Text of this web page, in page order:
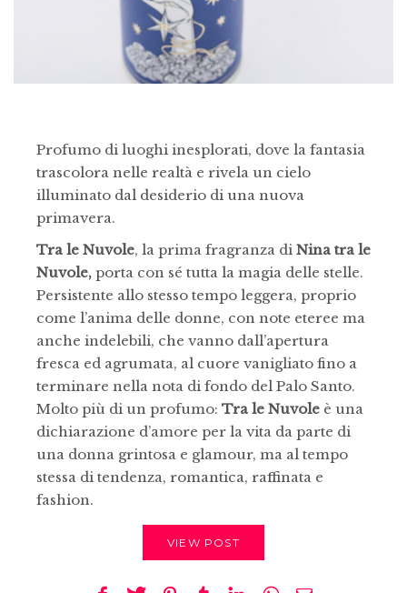
Profumo di luoghi inesplorati, dove la fantasia
trascolora nelle realtà e rivela un cielo
illuminato dal desiderio di una nuova
primavera.
Tra le Nuvole, la prima fragranza di Nina tra le
Nuvole, porta con sé tutta la magia delle stelle.
Persistente allo stesso tempo leggera, proprio
come l’anima delle donne, con note eteree ma
anche indelebili, che vanno dall’apertura
fresca ed agrumata, al cuore vanigliato fino a
terminare nella nota di fondo del Palo Santo.
Molto più di un profumo: Tra le Nuvole è una
dichiarazione d’amore per la vita da parte di
una donna grintosa e glamour, ma al tempo
stessa di tendenza, romantica, raffinata e
fashion.
VIEW POST